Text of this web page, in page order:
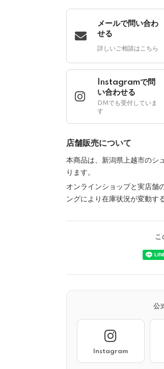
メールで問い合わ
せる
詳しいご相談はこちら
Instagramで問
い合わせる
DMでも受付していま
す
店舗販売について
本商品は、新潟県上越市のシ
ります。
オンラインショップと実店舗
ングにより在庫状況が変動す
こ
公
Instagram